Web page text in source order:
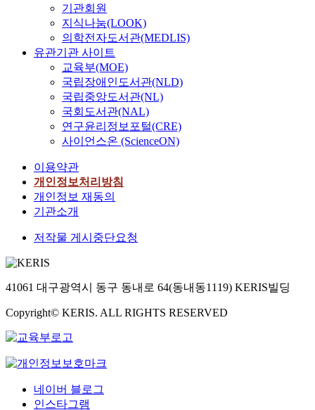
기관회원
지식나눔(LOOK)
의학전자도서관(MEDLIS)
유관기관 사이트
교육부(MOE)
국립장애인도서관(NLD)
국립중앙도서관(NL)
국회도서관(NAL)
연구윤리정보포털(CRE)
사이언스온 (ScienceON)
이용약관
개인정보처리방침
개인정보 재동의
기관소개
저작물 게시중단요청
41061 대구광역시 동구 동내로 64(동내동1119) KERIS빌딩
Copyright© KERIS. ALL RIGHTS RESERVED
네이버 블로그
인스타그램